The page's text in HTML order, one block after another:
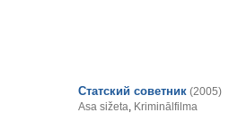
Статский советник (2005)
Asa sižeta, Kriminālfilma